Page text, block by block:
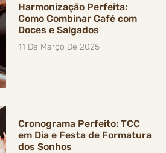
Harmonização Perfeita:
Como Combinar Café com
Doces e Salgados
11 De Março De 2025
Cronograma Perfeito: TCC
em Dia e Festa de Formatura
dos Sonhos